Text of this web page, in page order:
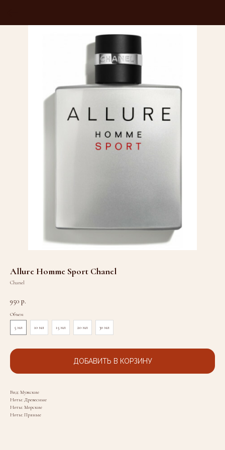
Allure Homme Sport Chanel
Chanel
950 р.
Объем
5 мл 10 мл 15 мл 20 мл 30 мл
ДОБАВИТЬ В КОРЗИНУ
Вид: Мужские
Ноты: Древесные
Ноты: Морские
Ноты: Пряные